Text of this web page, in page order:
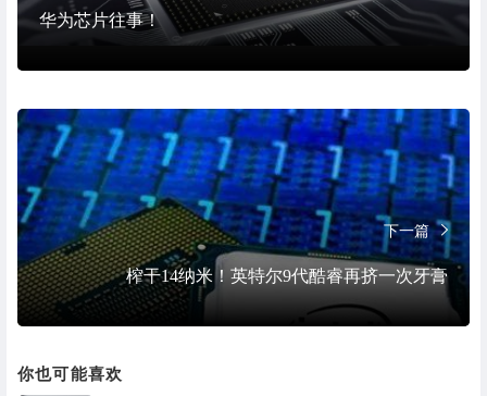
华为芯片往事！
下一篇
榨干14纳米！英特尔9代酷睿再挤一次牙膏
你也可能喜欢